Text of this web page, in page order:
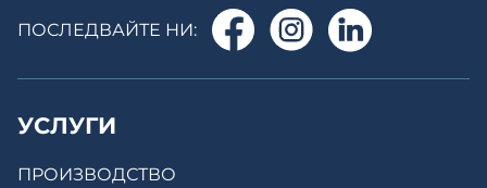
ПОСЛЕДВАЙТЕ НИ:
УСЛУГИ
ПРОИЗВОДСТВО